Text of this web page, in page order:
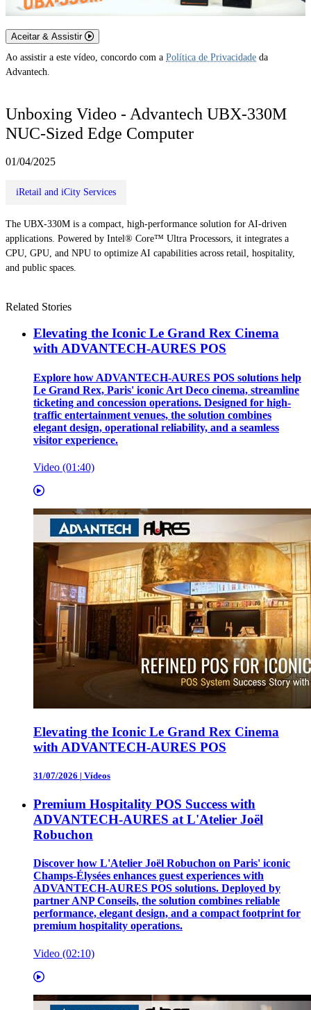
Aceitar & Assistir
Ao assistir a este vídeo, concordo com a Política de Privacidade da
Advantech.
Unboxing Video - Advantech UBX-330M
NUC-Sized Edge Computer
01/04/2025
iRetail and iCity Services
The UBX-330M is a compact, high-performance solution for AI-driven
applications. Powered by Intel® Core™ Ultra Processors, it integrates a
CPU, GPU, and NPU to optimize AI capabilities across retail, hospitality,
and public spaces.
Related Stories
Elevating the Iconic Le Grand Rex Cinema
with ADVANTECH-AURES POS
Explore how ADVANTECH-AURES POS solutions help
Le Grand Rex, Paris' iconic Art Deco cinema, streamline
ticketing and concession operations. Designed for high-
traffic entertainment venues, the solution combines
elegant design, operational reliability, and a seamless
visitor experience.
Video (01:40)
Elevating the Iconic Le Grand Rex Cinema
with ADVANTECH-AURES POS
31/07/2026 | Vídeos
Premium Hospitality POS Success with
ADVANTECH-AURES at L'Atelier Joël
Robuchon
Discover how L'Atelier Joël Robuchon on Paris' iconic
Champs-Élysées enhances guest experiences with
ADVANTECH-AURES POS solutions. Deployed by
partner ANP Conseils, the solution combines reliable
performance, elegant design, and a compact footprint for
premium hospitality operations.
Video (02:10)